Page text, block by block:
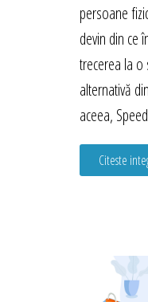
persoane
devin din ce
trecerea la o
alternativă
aceea,
Citeste